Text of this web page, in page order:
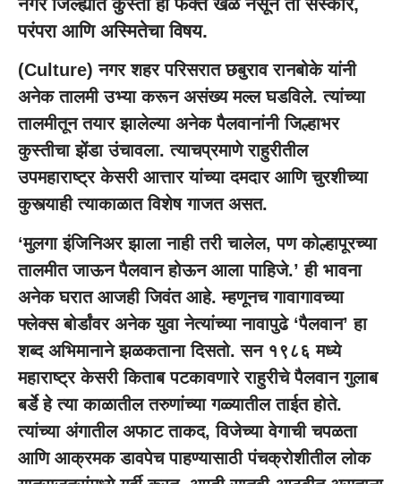
परंपरा आणि अस्मितेचा विषय.
(Culture) नगर शहर परिसरात छबुराव रानबोके यांनी
अनेक तालमी उभ्या करून असंख्य मल्ल घडविले. त्यांच्या
तालमीतून तयार झालेल्या अनेक पैलवानांनी जिल्हाभर
कुस्तीचा झेंडा उंचावला. त्याचप्रमाणे राहुरीतील
उपमहाराष्ट्र केसरी आत्तार यांच्या दमदार आणि चुरशीच्या
कुस्त्याही त्याकाळात विशेष गाजत असत.
‘मुलगा इंजिनिअर झाला नाही तरी चालेल, पण कोल्हापूरच्या
तालमीत जाऊन पैलवान होऊन आला पाहिजे.’ ही भावना
अनेक घरात आजही जिवंत आहे. म्हणूनच गावागावच्या
फ्लेक्स बोर्डांवर अनेक युवा नेत्यांच्या नावापुढे ‘पैलवान’ हा
शब्द अभिमानाने झळकताना दिसतो. सन १९८६ मध्ये
महाराष्ट्र केसरी किताब पटकावणारे राहुरीचे पैलवान गुलाब
बर्डे हे त्या काळातील तरुणांच्या गळ्यातील ताईत होते.
त्यांच्या अंगातील अफाट ताकद, विजेच्या वेगाची चपळता
आणि आक्रमक डावपेच पाहण्यासाठी पंचक्रोशीतील लोक